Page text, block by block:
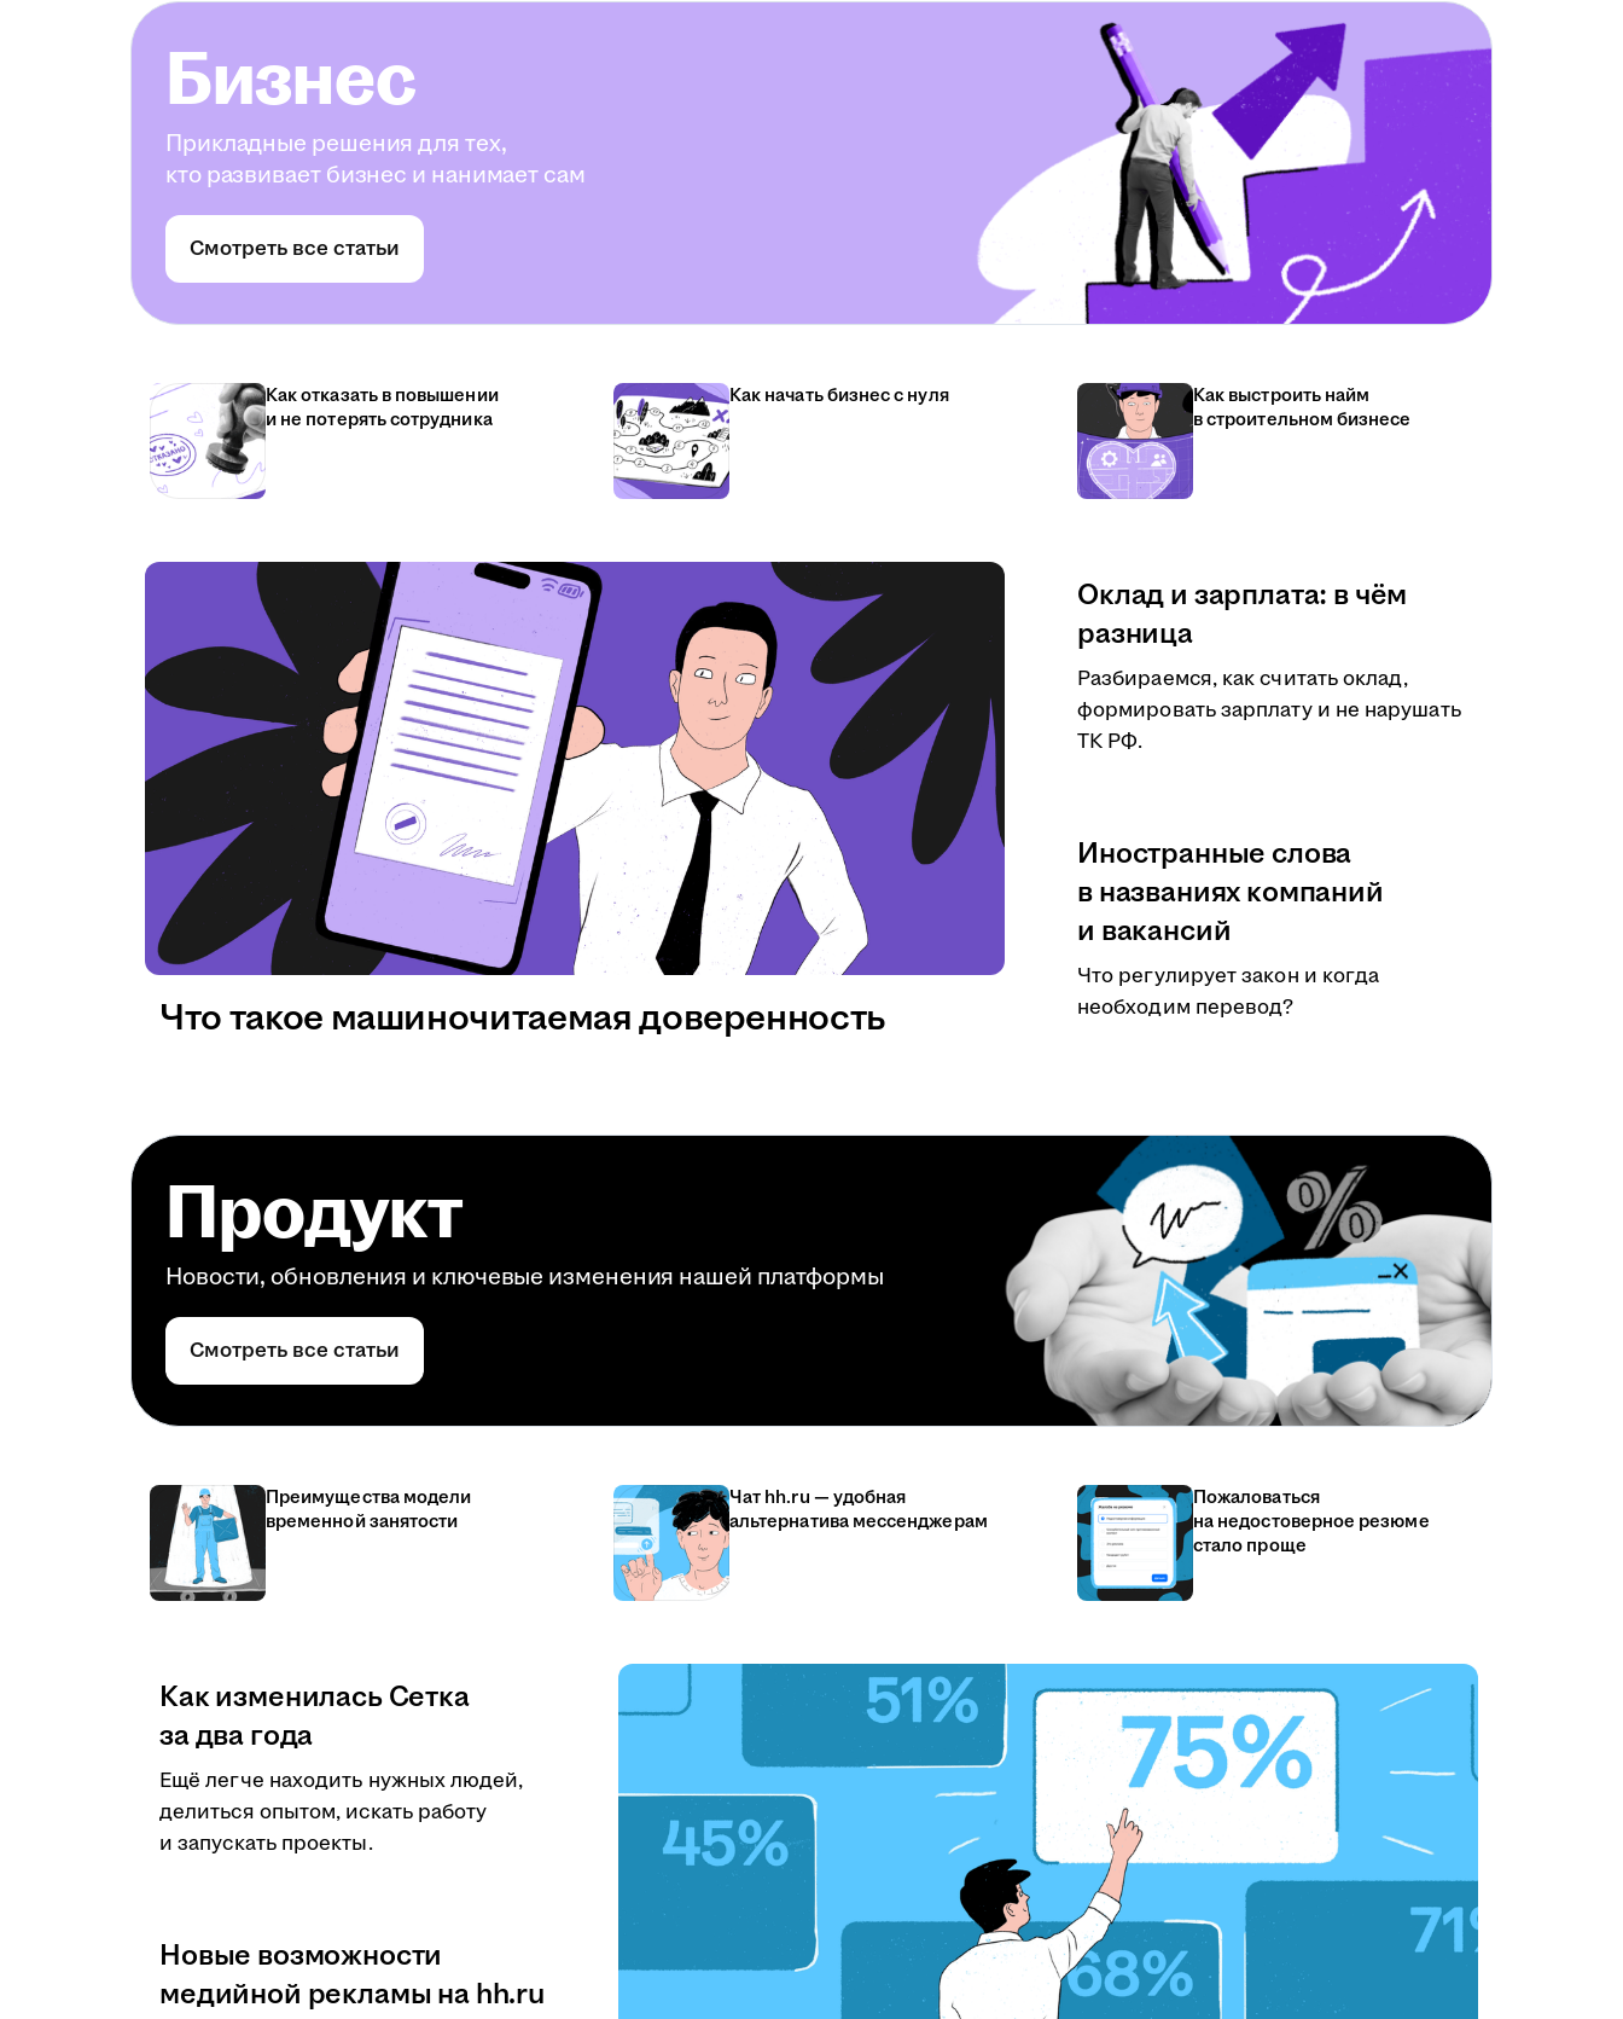
Бизнес
Прикладные решения для тех,
кто развивает бизнес и нанимает сам
Смотреть все статьи
Как отказать в повышении
и не потерять сотрудника
Как начать бизнес с нуля
Как выстроить найм
в строительном бизнесе
Оклад и зарплата: в чём
разница
Разбираемся, как считать оклад,
формировать зарплату и не нарушать
ТК РФ.
Иностранные слова
в названиях компаний
и вакансий
Что регулирует закон и когда
необходим перевод?
Что такое машиночитаемая доверенность
Продукт
Новости, обновления и ключевые изменения нашей платформы
Смотреть все статьи
Преимущества модели
временной занятости
Чат hh.ru — удобная
альтернатива мессенджерам
Пожаловаться
на недостоверное резюме
стало проще
Как изменилась Сетка
за два года
Ещё легче находить нужных людей,
делиться опытом, искать работу
и запускать проекты.
Новые возможности
медийной рекламы на hh.ru